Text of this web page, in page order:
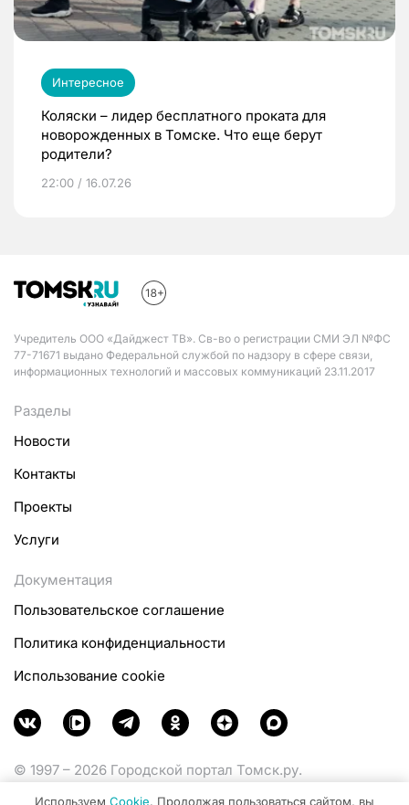
Интересное
Коляски – лидер бесплатного проката для
новорожденных в Томске. Что еще берут
родители?
22:00 / 16.07.26
Учредитель ООО «Дайджест ТВ». Св-во о регистрации СМИ ЭЛ №ФС
77-71671 выдано Федеральной службой по надзору в сфере связи,
информационных технологий и массовых коммуникаций 23.11.2017
Разделы
Новости
Контакты
Проекты
Услуги
Документация
Пользовательское соглашение
Политика конфиденциальности
Использование cookie
© 1997 – 2026 Городской портал Томск.ру.
Используем Cookie. Продолжая пользоваться сайтом, вы